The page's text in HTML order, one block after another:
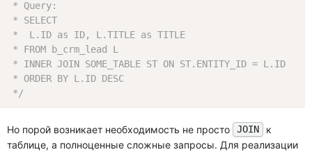
* Query:
* SELECT
*  L.ID as ID, L.TITLE as TITLE
* FROM b_crm_lead L
* INNER JOIN SOME_TABLE ST ON ST.ENTITY_ID = L.ID
* ORDER BY L.ID DESC
*/
Но порой возникает необходимость не просто JOIN
к
таблице, а полноценные сложные запросы. Для реализации